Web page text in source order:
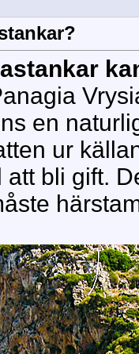
en
ur
bli gift.